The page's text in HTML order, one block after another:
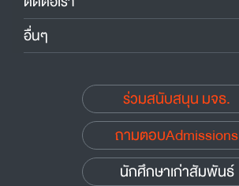
อื่นๆ
ร่วมสนับสนุน มจธ.
ถามตอบAdmissions
นักศึกษาเก่าสัมพันธ์